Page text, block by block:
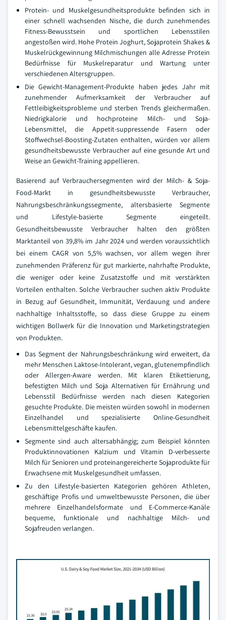
Protein- und Muskelgesundheitsprodukte befinden sich in
einer schnell wachsenden Nische, die durch zunehmendes
Fitness-Bewusstsein und sportlichen Lebensstilen
angestoßen wird. Hohe Protein Joghurt, Sojaprotein Shakes &
Muskelrückgewinnung Milchmischungen alle Adresse Protein
Bedürfnisse für Muskelreparatur und Wartung unter
verschiedenen Altersgruppen.
Die Gewicht-Management-Produkte haben jedes Jahr mit
zunehmender Aufmerksamkeit der Verbraucher auf
Fettleibigkeitsprobleme und sterben Trends gleichermaßen.
Niedrigkalorie und hochproteine Milch- und Soja-
Lebensmittel, die Appetit-suppressende Fasern oder
Stoffwechsel-Boosting-Zutaten enthalten, würden vor allem
gesundheitsbewusste Verbraucher auf eine gesunde Art und
Weise an Gewicht-Training appellieren.
Basierend auf Verbrauchersegmenten wird der Milch- & Soja-
Food-Markt in gesundheitsbewusste Verbraucher,
Nahrungsbeschränkungssegmente, altersbasierte Segmente
und Lifestyle-basierte Segmente eingeteilt.
Gesundheitsbewusste Verbraucher halten den größten
Marktanteil von 39,8% im Jahr 2024 und werden voraussichtlich
bei einem CAGR von 5,5% wachsen, vor allem wegen ihrer
zunehmenden Präferenz für gut markierte, nahrhafte Produkte,
die weniger oder keine Zusatzstoffe und mit verstärkten
Vorteilen enthalten. Solche Verbraucher suchen aktiv Produkte
in Bezug auf Gesundheit, Immunität, Verdauung und andere
nachhaltige Inhaltsstoffe, so dass diese Gruppe zu einem
wichtigen Bollwerk für die Innovation und Marketingstrategien
von Produkten.
Das Segment der Nahrungsbeschränkung wird erweitert, da
mehr Menschen Laktose-Intolerant, vegan, glutenempfindlich
oder Allergen-Aware werden. Mit klaren Etikettierung,
befestigten Milch und Soja Alternativen für Ernährung und
Lebensstil Bedürfnisse werden nach diesen Kategorien
gesuchte Produkte. Die meisten würden sowohl in modernen
Einzelhandel und spezialisierte Online-Gesundheit
Lebensmittelgeschäfte kaufen.
Segmente sind auch altersabhängig; zum Beispiel könnten
Produktinnovationen Kalzium und Vitamin D-verbesserte
Milch für Senioren und proteinangereicherte Sojaprodukte für
Erwachsene mit Muskelgesundheit umfassen.
Zu den Lifestyle-basierten Kategorien gehören Athleten,
geschäftige Profis und umweltbewusste Personen, die über
mehrere Einzelhandelsformate und E-Commerce-Kanäle
bequeme, funktionale und nachhaltige Milch- und
Sojafreuden verlangen.